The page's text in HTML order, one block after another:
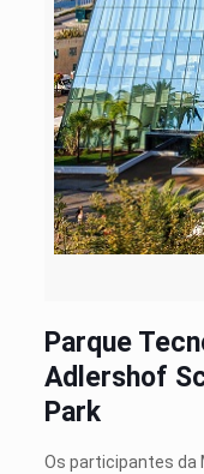
Parque
Adlershof
Park
Os participantes da